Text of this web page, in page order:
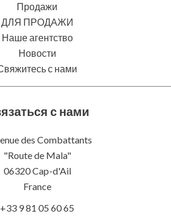
Продажи
ДЛЯ ПРОДАЖИ
Наше агентство
Новости
с нами
с нами
des Combattants
"Route de Mala"
06320Cap-d'Ail
France
+33 9 81 05 60 65